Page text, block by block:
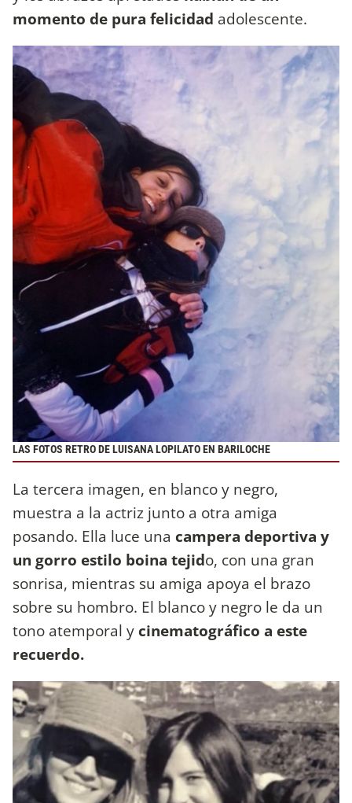
momento de pura felicidad adolescente.
LAS FOTOS RETRO DE LUISANA LOPILATO EN BARILOCHE
La tercera imagen, en blanco y negro,
muestra a la actriz junto a otra amiga
posando. Ella luce una campera deportiva y
un gorro estilo boina tejido, con una gran
sonrisa, mientras su amiga apoya el brazo
sobre su hombro. El blanco y negro le da un
tono atemporal y cinematográfico a este
recuerdo.